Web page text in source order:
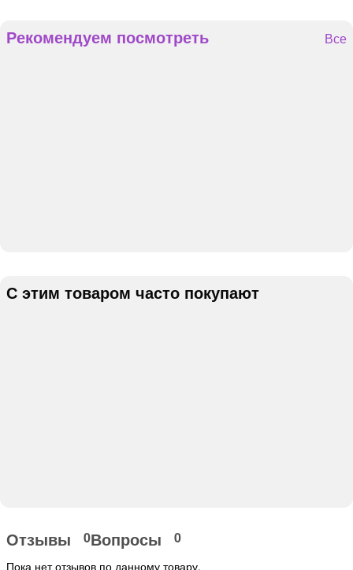
Рекомендуем посмотреть Все
С этим товаром часто покупают
Отзывы 0Вопросы 0
Пока нет отзывов по данному товару.